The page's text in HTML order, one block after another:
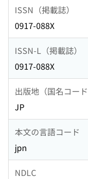
ISSN（掲載誌）
0917-088X
ISSN-L（掲載誌）
0917-088X
出版地（国名コード
JP
本文の言語コード
jpn
NDLC